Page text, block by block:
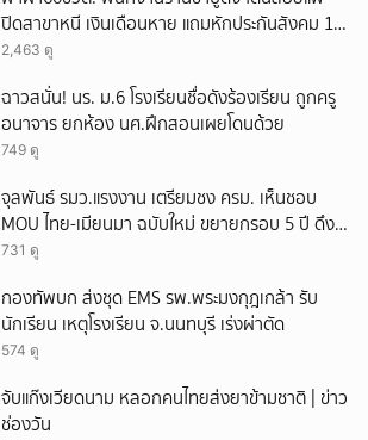
ปิดสาขาหนี เงินเดือนหาย แถมหักประกันสังคม 11
เดือนแต่ไม่ส่ง?
2,463 ดู
ฉาวสนั่น! นร. ม.6 โรงเรียนชื่อดังร้องเรียน ถูกครู
อนาจาร ยกห้อง นศ.ฝึกสอนเผยโดนด้วย
749 ดู
จุลพันธ์ รมว.แรงงาน เตรียมชง ครม. เห็นชอบ
MOU ไทย-เมียนมา ฉบับใหม่ ขยายกรอบ 5 ปี ดึง
แรงงานเข้าระบบ
731 ดู
กองทัพบก ส่งชุด EMS รพ.พระมงกุฎเกล้า รับ
นักเรียน เหตุโรงเรียน จ.นนทบุรี เร่งผ่าตัด
574 ดู
จับแก๊งเวียดนาม หลอกคนไทยส่งยาข้ามชาติ | ข่าว
ช่องวัน
ยกเลิก